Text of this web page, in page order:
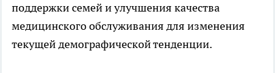
поддержки семей и улучшения качества
медицинского обслуживания для изменения
текущей демографической тенденции.